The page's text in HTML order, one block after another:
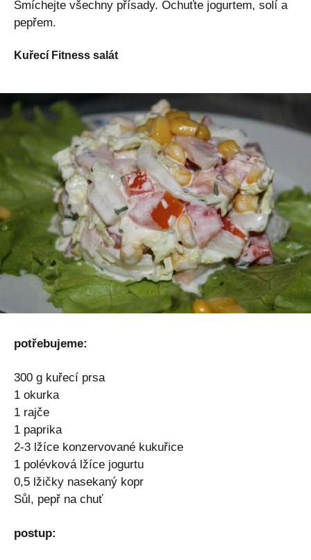
Smíchejte všechny přísady. Ochuťte jogurtem, solí a
pepřem.
Kuřecí Fitness salát
potřebujeme:
300 g kuřecí prsa
1 okurka
1 rajče
1 paprika
2-3 lžíce konzervované kukuřice
1 polévková lžíce jogurtu
0,5 lžičky nasekaný kopr
Sůl, pepř na chuť
postup: